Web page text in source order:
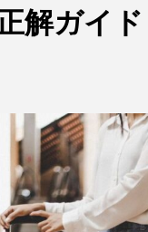
外山史織コラム
り込んだ「やっ
風」の毎日』
解ガイド